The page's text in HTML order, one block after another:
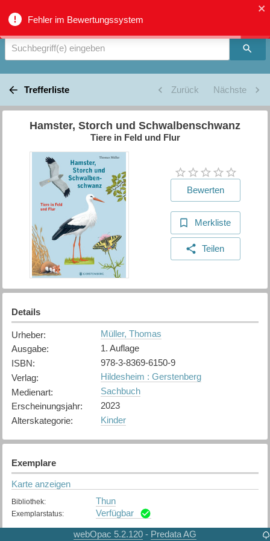
Fehler im Bewertungssystem
Verbundkatalog Region Thun - Oberland - Suche
Suchbegriff(e) eingeben
Trefferliste Zurück Nächste
Hamster, Storch und Schwalbenschwanz
Tiere in Feld und Flur
Bewerten
Merkliste
Teilen
Details
Urheber:
Müller, Thomas
Ausgabe:
1. Auflage
ISBN:
978-3-8369-6150-9
Verlag:
Hildesheim : Gerstenberg
Medienart:
Sachbuch
Erscheinungsjahr:
2023
Alterskategorie: Kinder
Exemplare
Karte anzeigen
Bibliothek: Thun
Exemplarstatus: Verfügbar
webOpac 5.2.120 - Predata AG